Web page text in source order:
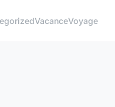
VacanceVoyage